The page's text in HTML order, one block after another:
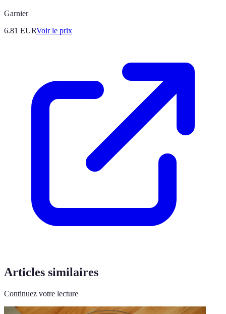
Garnier
6.81 EURVoir le prix
Articles similaires
Continuez votre lecture